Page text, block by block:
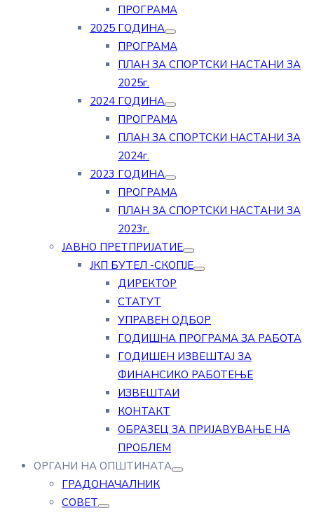
ПРОГРАМА
2025 ГОДИНА
ПРОГРАМА
ПЛАН ЗА СПОРТСКИ НАСТАНИ ЗА
2025г.
2024 ГОДИНА
ПРОГРАМА
ПЛАН ЗА СПОРТСКИ НАСТАНИ ЗА
2024г.
2023 ГОДИНА
ПРОГРАМА
ПЛАН ЗА СПОРТСКИ НАСТАНИ ЗА
2023г.
ЈАВНО ПРЕТПРИЈАТИЕ
ЈКП БУТЕЛ -СКОПЈЕ
ДИРЕКТОР
СТАТУТ
УПРАВЕН ОДБОР
ГОДИШНА ПРОГРАМА ЗА РАБОТА
ГОДИШЕН ИЗВЕШТАЈ ЗА
ФИНАНСИКО РАБОТЕЊЕ
ИЗВЕШТАИ
КОНТАКТ
ОБРАЗЕЦ ЗА ПРИЈАВУВАЊЕ НА
ПРОБЛЕМ
ОРГАНИ НА ОПШТИНАТА
ГРАДОНАЧАЛНИК
СОВЕТ